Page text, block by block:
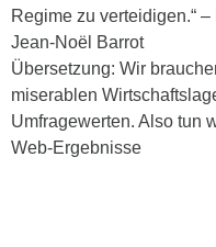
Regime zu verteidigen.“
Jean-Noël Barrot
Übersetzung: Wir
miserablen
Umfragewerten. Also tun
Web-Ergebnisse